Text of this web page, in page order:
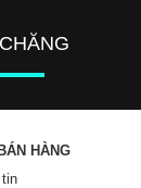
HÀNG